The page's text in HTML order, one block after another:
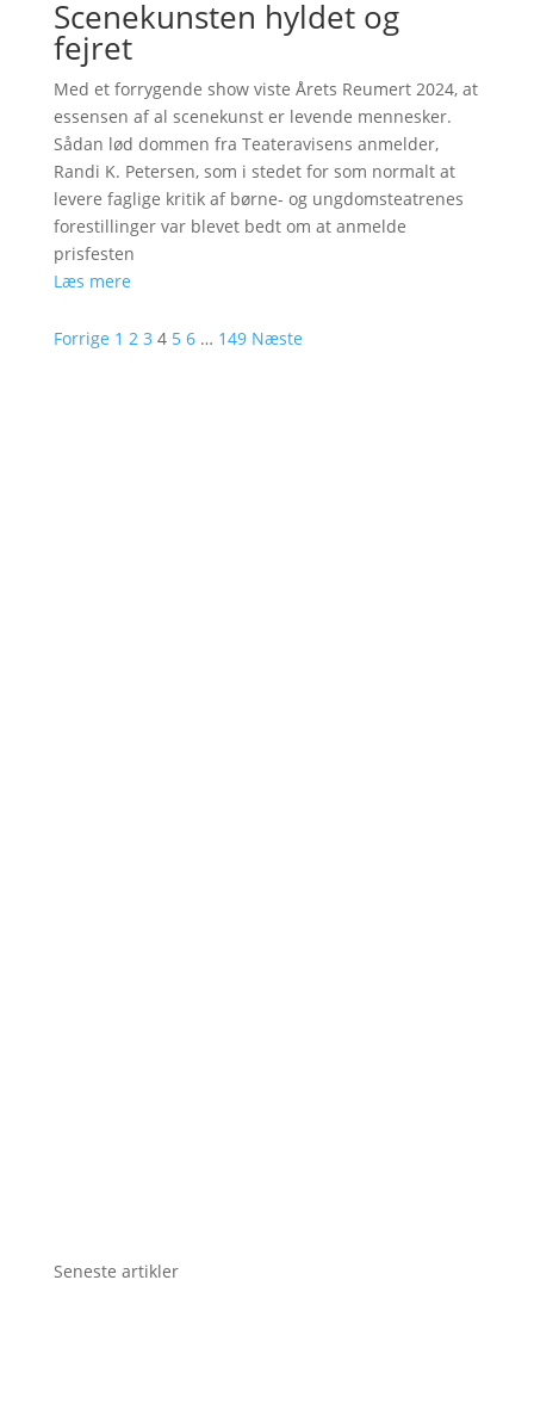
Scenekunsten hyldet og
fejret
Med et forrygende show viste Årets Reumert 2024, at
essensen af al scenekunst er levende mennesker.
Sådan lød dommen fra Teateravisens anmelder,
Randi K. Petersen, som i stedet for som normalt at
levere faglige kritik af børne- og ungdomsteatrenes
forestillinger var blevet bedt om at anmelde
prisfesten
Læs mere
Forrige 1 2 3 4 5 6 … 149 Næste
Seneste artikler